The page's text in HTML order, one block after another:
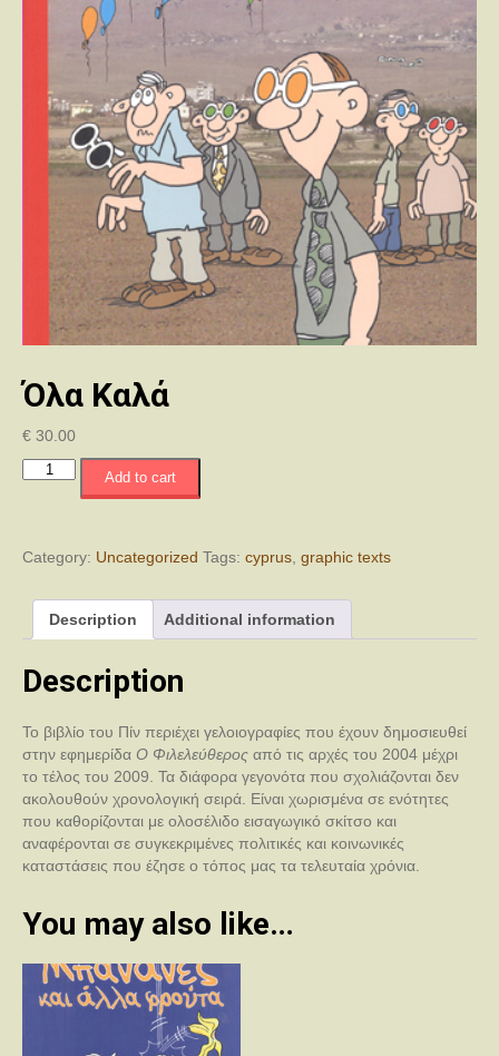
Όλα Καλά
€ 30.00
Όλα
Add to cart
Category: Uncategorized Tags: cyprus, graphic texts
Description Additional information
Description
Το βιβλίο του Πίν περιέχει γελοιογραφίες που έχουν δημοσιευθεί
στην εφημερίδα Ο Φιλελεύθερος από τις αρχές του 2004 μέχρι
το τέλος του 2009. Τα διάφορα γεγονότα που σχολιάζονται δεν
ακολουθούν χρονολογική σειρά. Είναι χωρισμένα σε ενότητες
που καθορίζονται με ολοσέλιδο εισαγωγικό σκίτσο και
αναφέρονται σε συγκεκριμένες πολιτικές και κοινωνικές
καταστάσεις που έζησε ο τόπος μας τα τελευταία χρόνια.
You may also like…